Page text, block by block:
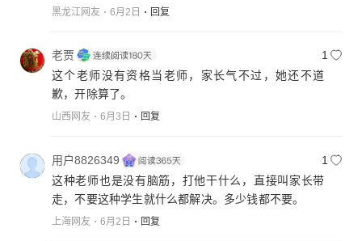
黑龙江网友 6月2日 回复
老贾
1
这个老师没有资格当老师，家长气不过，她还不道
歉，开除算了。
山西网友 6月3日 回复
用户8826349
1
这种老师也是没有脑筋，打他干什么，直接叫家长带
走，不要这种学生就什么都解决。多少钱都不要。
上海网友 6月2日 回复